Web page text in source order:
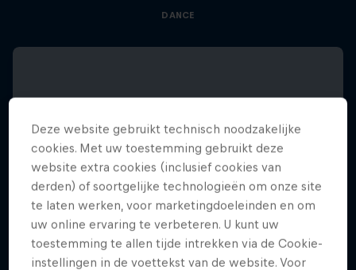
DANCE
Deze website gebruikt technisch noodzakelijke
cookies. Met uw toestemming gebruikt deze
website extra cookies (inclusief cookies van
derden) of soortgelijke technologieën om onze site
te laten werken, voor marketingdoeleinden en om
uw online ervaring te verbeteren. U kunt uw
toestemming te allen tijde intrekken via de Cookie-
instellingen in de voettekst van de website. Voor